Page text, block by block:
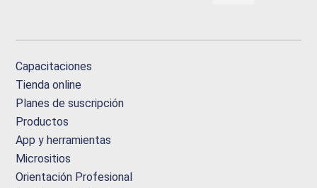
Capacitaciones
Tienda online
Planes de suscripción
Productos
App y herramientas
Micrositios
Orientación Profesional